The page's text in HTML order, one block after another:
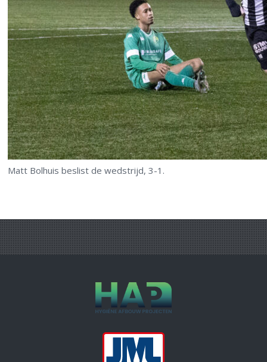
Matt Bolhuis beslist de wedstrijd, 3-1.